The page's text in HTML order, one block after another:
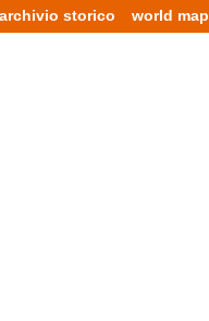
archivio storico world map